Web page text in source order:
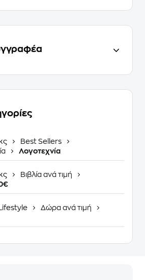
Best Sellers
Λογοτεχνία
Βιβλία ανά τιμή
Δώρα ανά τιμή